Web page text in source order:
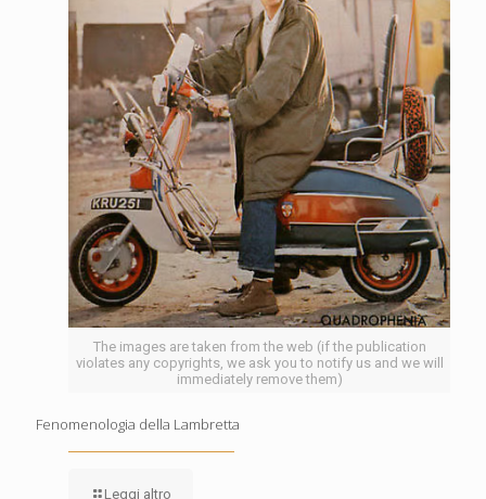
The images are taken from the web (if the publication
violates any copyrights, we ask you to notify us and we will
immediately remove them)
Fenomenologia della Lambretta
Leggi altro